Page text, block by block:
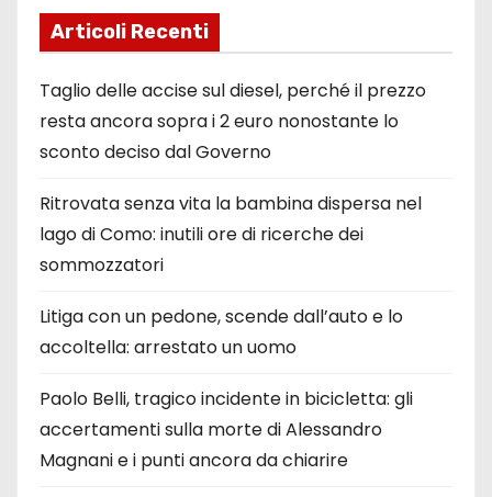
Articoli Recenti
Taglio delle accise sul diesel, perché il prezzo
resta ancora sopra i 2 euro nonostante lo
sconto deciso dal Governo
Ritrovata senza vita la bambina dispersa nel
lago di Como: inutili ore di ricerche dei
sommozzatori
Litiga con un pedone, scende dall’auto e lo
accoltella: arrestato un uomo
Paolo Belli, tragico incidente in bicicletta: gli
accertamenti sulla morte di Alessandro
Magnani e i punti ancora da chiarire